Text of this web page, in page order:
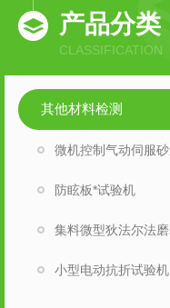
产品分类
CLASSIFICATION
其他材料检测
防眩板*试验机
小型电动抗折试验机